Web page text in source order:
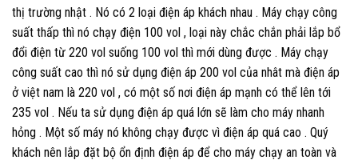
thị trường nhật . Nó có 2 loại điện áp khách nhau . Máy chạy công
suất thấp thì nó chạy điện 100 vol , loại này chắc chắn phải lắp bổ
đổi điện từ 220 vol suống 100 vol thì mới dùng được . Máy chạy
công suất cao thì nó sử dụng điện áp 200 vol của nhât mà điện áp
ở việt nam là 220 vol , có một số nơi điện áp mạnh có thể lên tới
235 vol . Nếu ta sử dụng điện áp quá lớn sẽ làm cho máy nhanh
hỏng . Một số máy nó không chạy được vì điện áp quá cao . Quý
khách nên lắp đặt bộ ổn định điện áp để cho máy chạy an toàn và